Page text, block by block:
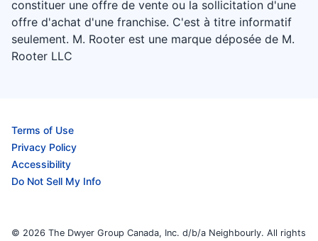
constituer une offre de vente ou la sollicitation d'une
offre d'achat d'une franchise. C'est à titre informatif
seulement. M. Rooter est une marque déposée de M.
Rooter LLC
Terms of Use
Privacy Policy
Accessibility
Do Not Sell My Info
© 2026 The Dwyer Group Canada, Inc. d/b/a Neighbourly. All rights